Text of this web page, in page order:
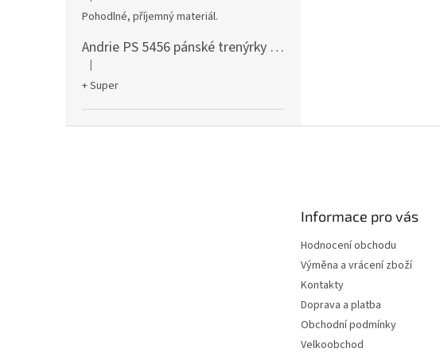
Pohodlné, příjemný materiál.
Andrie PS 5456 pánské trenýrky černé
Hodnocení produktu je 5 z 5 hvězdiček.
|
+ Super
Informace pro vás
Hodnocení obchodu
Výměna a vrácení zboží
Kontakty
Doprava a platba
Obchodní podmínky
Velkoobchod